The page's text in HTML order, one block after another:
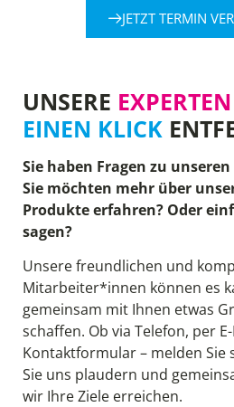
JETZT TERMIN
UNSERE EXPERTEN
EINEN KLICK
Sie haben Fragen zu
Sie möchten mehr über
Produkte erfahren? Oder
sagen?
Unsere freundlichen und
Mitarbeiter*innen können es
gemeinsam mit Ihnen etwas
schaffen. Ob via Telefon, per
Kontaktformular – melden Sie
Sie uns plaudern und
wir Ihre Ziele erreichen.